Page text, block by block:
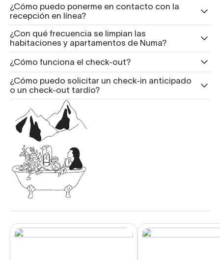
¿Cómo puedo ponerme en contacto con la
recepción en línea?
¿Con qué frecuencia se limpian las
habitaciones y apartamentos de Numa?
¿Cómo funciona el check-out?
¿Cómo puedo solicitar un check-in anticipado
o un check-out tardío?